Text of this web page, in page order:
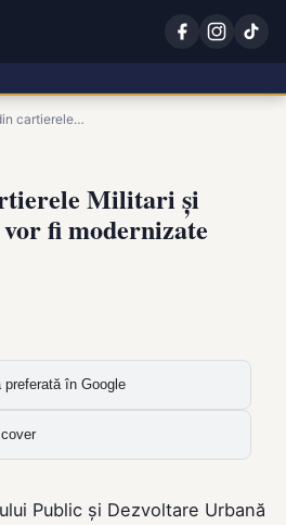
cartierele…
Militari și
fi modernizate
preferată în Google
Public și Dezvoltare Urbană